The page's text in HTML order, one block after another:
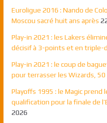
Euroligue 2016 : Nando de
Moscou sacré huit ans après
Play-in 2021 : les Lakers
décisif à 3-points et en triple-
Play-in 2021 : le coup de
pour terrasser les Wizards,
Playoffs 1995 : le Magic prend
qualification pour la finale de
2026